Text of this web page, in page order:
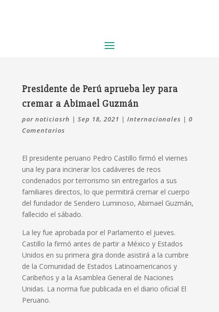
Presidente de Perú aprueba ley para
cremar a Abimael Guzmán
por noticiasrh | Sep 18, 2021 | Internacionales | 0
Comentarios
El presidente peruano Pedro Castillo firmó el viernes
una ley para incinerar los cadáveres de reos
condenados por terrorismo sin entregarlos a sus
familiares directos, lo que permitirá cremar el cuerpo
del fundador de Sendero Luminoso, Abimael Guzmán,
fallecido el sábado.
La ley fue aprobada por el Parlamento el jueves.
Castillo la firmó antes de partir a México y Estados
Unidos en su primera gira donde asistirá a la cumbre
de la Comunidad de Estados Latinoamericanos y
Caribeños y a la Asamblea General de Naciones
Unidas. La norma fue publicada en el diario oficial El
Peruano.